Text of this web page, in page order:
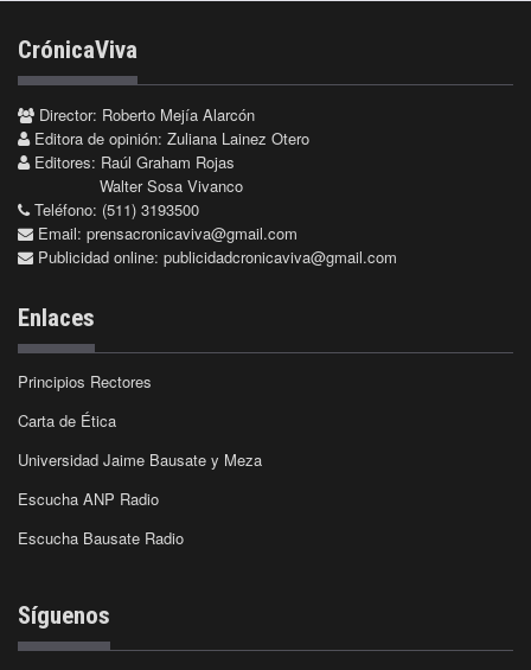
CrónicaViva
Director: Roberto Mejía Alarcón
Editora de opinión: Zuliana Lainez Otero
Editores: Raúl Graham Rojas
Walter Sosa Vivanco
Teléfono: (511) 3193500
Email: prensacronicaviva@gmail.com
Publicidad online: publicidadcronicaviva@gmail.com
Enlaces
Principios Rectores
Carta de Ética
Universidad Jaime Bausate y Meza
Escucha ANP Radio
Escucha Bausate Radio
Síguenos